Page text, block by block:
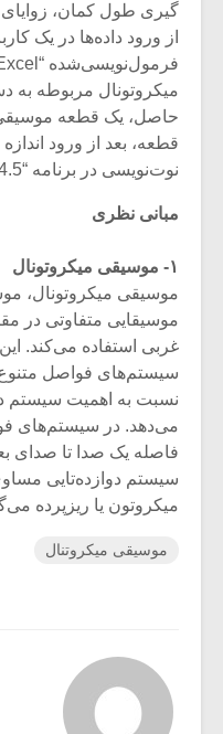
گیری طول کمان،
از ورود داده‌ها در یک
میکروتونال مربوطه به‌
حاصل، یک قطعه
نوت‌نویسی در برنامه “Encore 4.5” انجام می‌شود.
مبانی نظری
۱- موسیقی میکروتونال
موسیقی میکروتونال،
موسیقایی متفاوتی در
غربی استفاده می‌کند.
سیستم‌‌های فواصل متنوع
نسبت به اهمیت سیستم
می‌دهد. در سیستم‌های
فاصله یک صدا تا صدای
سیستم دوازده‌تایی
میکروتون یا ریزپرده
موسیقی میکروتنال